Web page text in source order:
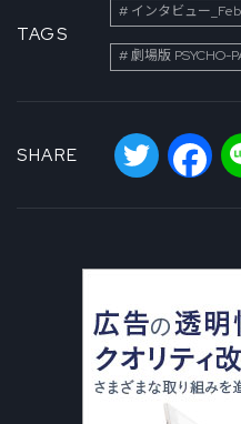
TAGS
インタビュー
劇場版 PSYCHO-
SHARE
Twitter